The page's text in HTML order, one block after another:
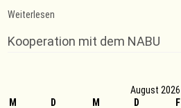
Weiterlesen
unserer
Basketball
Kooperation mit dem NABU
August 2026
M
D M D F